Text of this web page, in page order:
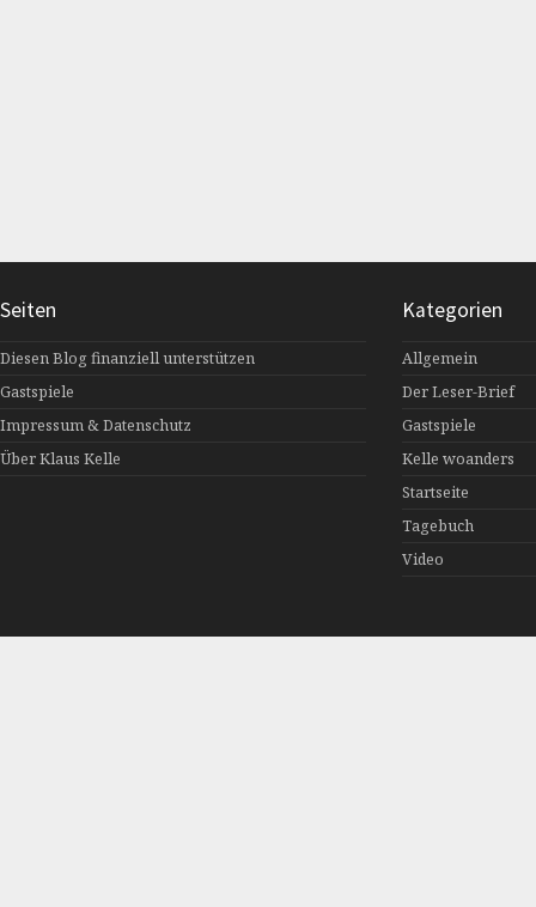
Seiten
Diesen Blog finanziell unterstützen
Gastspiele
Impressum & Datenschutz
Über Klaus Kelle
Kategorien
Allgemein
Der Leser-Brief
Gastspiele
Kelle woanders
Startseite
Tagebuch
Video